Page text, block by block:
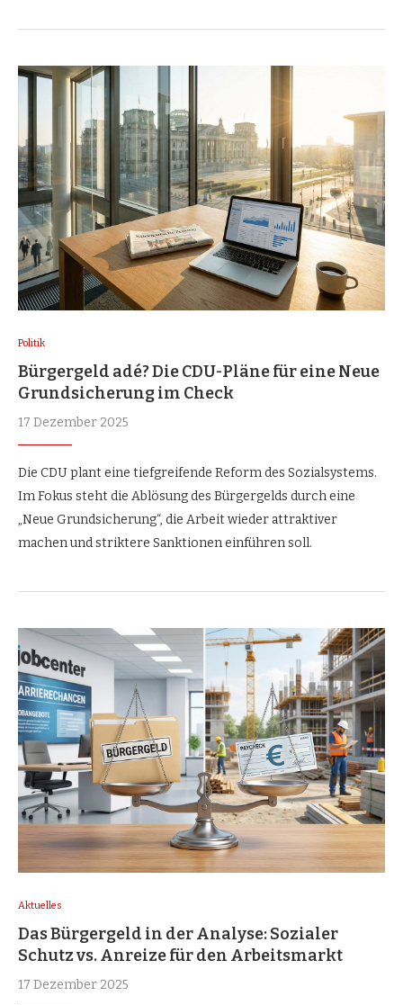
Politik
Bürgergeld adé? Die CDU-Pläne für eine Neue
Grundsicherung im Check
17 Dezember 2025
Die CDU plant eine tiefgreifende Reform des Sozialsystems.
Im Fokus steht die Ablösung des Bürgergelds durch eine
„Neue Grundsicherung“, die Arbeit wieder attraktiver
machen und striktere Sanktionen einführen soll.
Aktuelles
Das Bürgergeld in der Analyse: Sozialer
Schutz vs. Anreize für den Arbeitsmarkt
17 Dezember 2025